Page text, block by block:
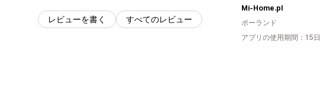
レビューを書く すべてのレビュー
Mi-Home.pl
ポーランド
アプリの使用期間：15日